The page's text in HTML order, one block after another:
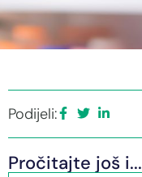
Podijeli:
Pročitajte još i...